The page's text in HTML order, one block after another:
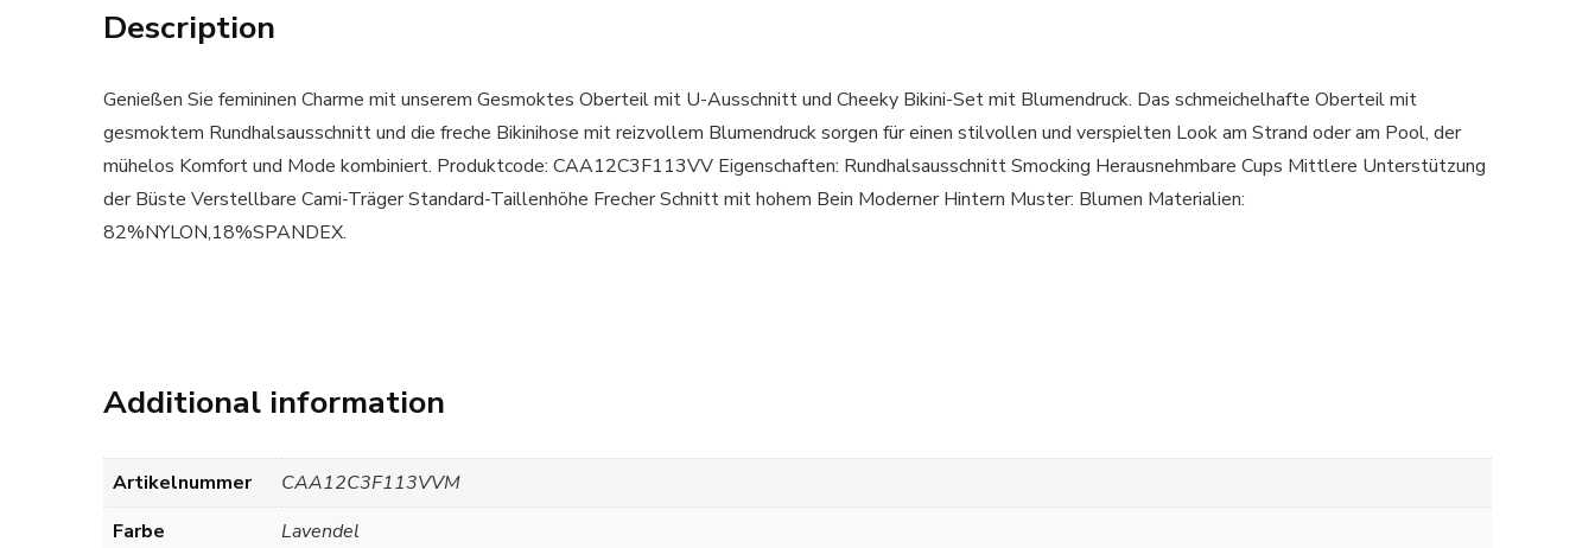
Description
Genießen Sie femininen Charme mit unserem Gesmoktes Oberteil mit U-Ausschnitt und Cheeky Bikini-Set mit Blumendruck. Das schmeichelhafte Oberteil mit
gesmoktem Rundhalsausschnitt und die freche Bikinihose mit reizvollem Blumendruck sorgen für einen stilvollen und verspielten Look am Strand oder am Pool, der
mühelos Komfort und Mode kombiniert. Produktcode: CAA12C3F113VV Eigenschaften: Rundhalsausschnitt Smocking Herausnehmbare Cups Mittlere Unterstützung
der Büste Verstellbare Cami-Träger Standard-Taillenhöhe Frecher Schnitt mit hohem Bein Moderner Hintern Muster: Blumen Materialien:
82%NYLON,18%SPANDEX.
Additional information
Artikelnummer
CAA12C3F113VVM
Farbe
Lavendel